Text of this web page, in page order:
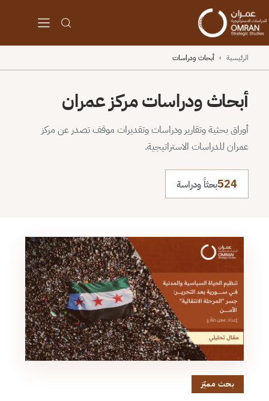
الرئيسية › أبحاث ودراسات
أبحاث ودراسات مركز عمران
أوراق بحثية وتقارير ودراسات وتقديرات موقف تصدر عن مركز
عمران للدراسات الاستراتيجية.
524بحثاً ودراسة
بحث مميّز